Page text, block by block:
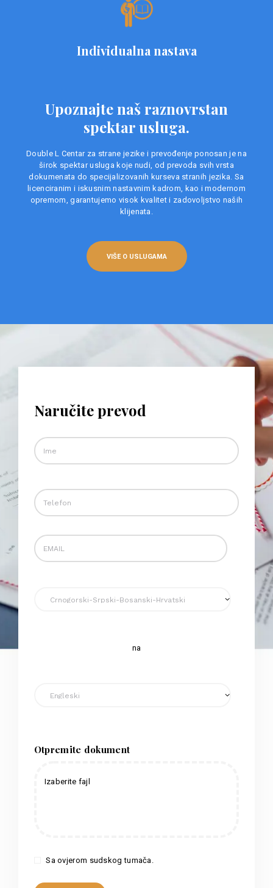
Individualna nastava
Upoznajte naš raznovrstan
spektar usluga.
Double L Centar za strane jezike i prevođenje ponosan je na
širok spektar usluga koje nudi, od prevoda svih vrsta
dokumenata do specijalizovanih kurseva stranih jezika. Sa
licenciranim i iskusnim nastavnim kadrom, kao i modernom
opremom, garantujemo visok kvalitet i zadovoljstvo naših
klijenata.
VIŠE O USLUGAMA
Naručite prevod
na
Otpremite dokument
Izaberite fajl
Sa ovjerom sudskog tumača.